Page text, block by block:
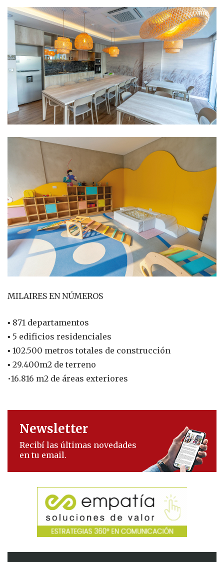
MILAIRES EN NÚMEROS
▪ 871 departamentos
▪ 5 edificios residenciales
▪ 102.500 metros totales de construcción
▪ 29.400m2 de terreno
•16.816 m2 de áreas exteriores
Newsletter
Recibí las últimas novedades
en tu email.